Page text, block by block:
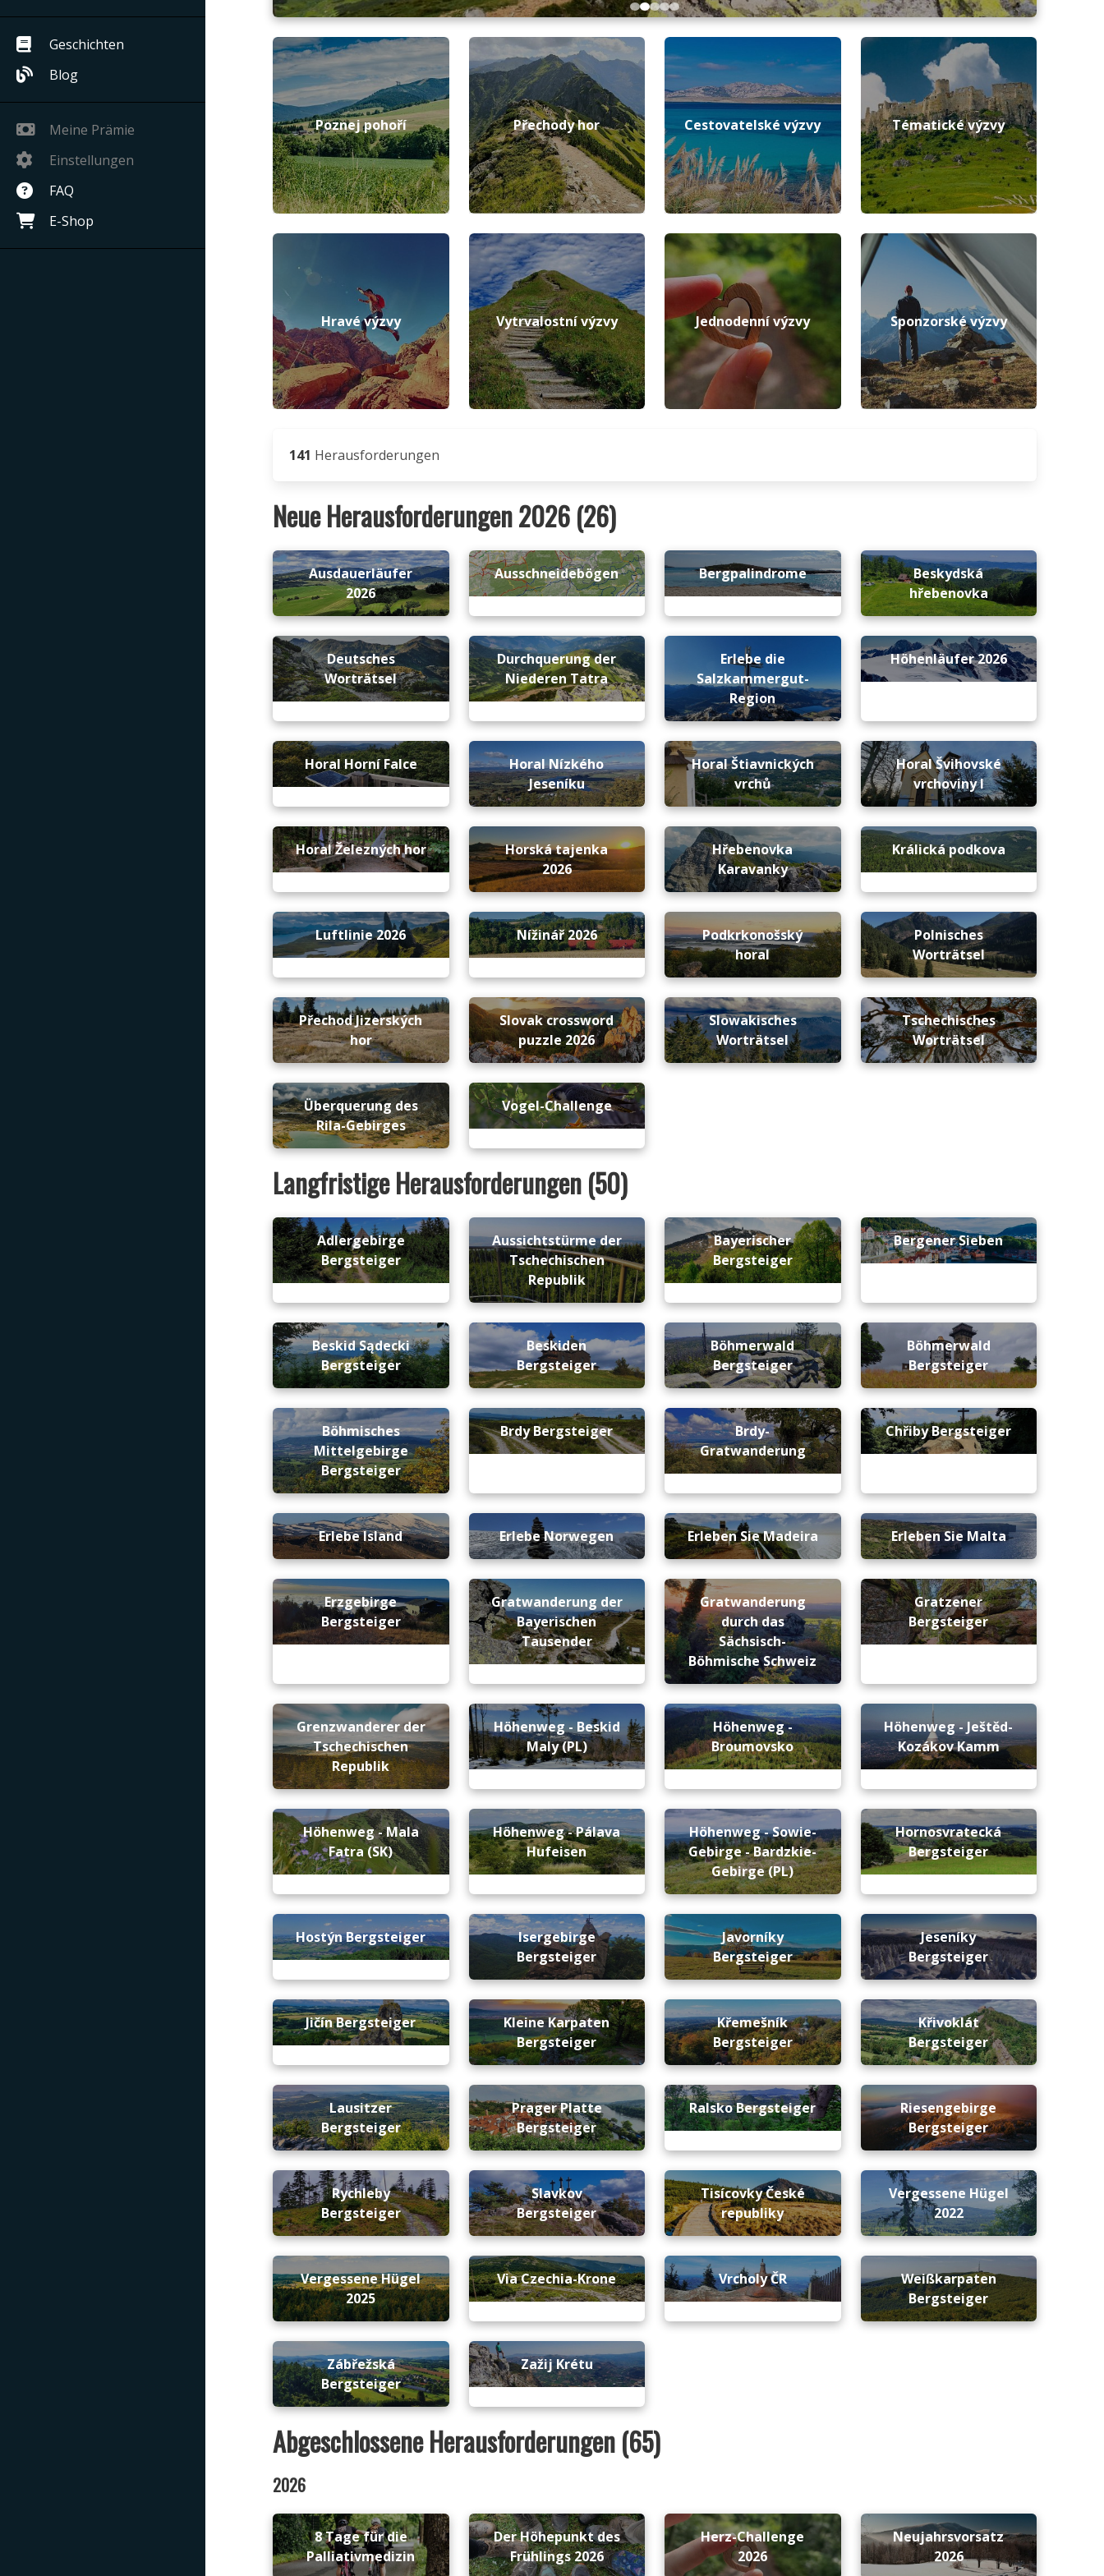
Geschichten
Blog
Meine Prämie
Einstellungen
FAQ
E-Shop
Poznej pohoří Přechody hor Cestovatelské výzvy Tématické výzvy
Hravé výzvy Vytrvalostní výzvy Jednodenní výzvy Sponzorské výzvy
141 Herausforderungen
Neue Herausforderungen 2026 (26)
Ausdauerläufer
2026
Ausschneidebögen Bergpalindrome
Beskydská
hřebenovka
Deutsches
Worträtsel
Durchquerung der
Niederen Tatra
Erlebe die
Salzkammergut-
Region
Höhenläufer 2026
Horal Horní Falce
Horal Nízkého
Jeseníku
Horal Štiavnických
vrchů
Horal Švihovské
vrchoviny I
Horal Železných hor
Horská tajenka
2026
Hřebenovka
Karavanky
Králická podkova
Luftlinie 2026 Nížinář 2026
Podkrkonošský
horal
Polnisches
Worträtsel
Přechod Jizerských
hor
Slovak crossword
puzzle 2026
Slowakisches
Worträtsel
Tschechisches
Worträtsel
Überquerung des
Rila-Gebirges
Vogel-Challenge
Langfristige Herausforderungen (50)
Adlergebirge
Bergsteiger
Aussichtstürme der
Tschechischen
Republik
Bayerischer
Bergsteiger
Bergener Sieben
Beskid Sądecki
Bergsteiger
Beskiden
Bergsteiger
Böhmerwald
Bergsteiger
Böhmerwald
Bergsteiger
Böhmisches
Mittelgebirge
Bergsteiger
Brdy Bergsteiger
Brdy-
Gratwanderung
Chřiby Bergsteiger
Erlebe Island Erlebe Norwegen Erleben Sie Madeira Erleben Sie Malta
Erzgebirge
Bergsteiger
Gratwanderung der
Bayerischen
Tausender
Gratwanderung
durch das
Sächsisch-
Böhmische Schweiz
Gratzener
Bergsteiger
Grenzwanderer der
Tschechischen
Republik
Höhenweg - Beskid
Maly (PL)
Höhenweg -
Broumovsko
Höhenweg - Ještěd-
Kozákov Kamm
Höhenweg - Mala
Fatra (SK)
Höhenweg - Pálava
Hufeisen
Höhenweg - Sowie-
Gebirge - Bardzkie-
Gebirge (PL)
Hornosvratecká
Bergsteiger
Hostýn Bergsteiger
Isergebirge
Bergsteiger
Javorníky
Bergsteiger
Jeseníky
Bergsteiger
Jičín Bergsteiger
Kleine Karpaten
Bergsteiger
Křemešník
Bergsteiger
Křivoklát
Bergsteiger
Lausitzer
Bergsteiger
Prager Platte
Bergsteiger
Ralsko Bergsteiger
Riesengebirge
Bergsteiger
Rychleby
Bergsteiger
Slavkov
Bergsteiger
Tisícovky České
republiky
Vergessene Hügel
2022
Vergessene Hügel
2025
Via Czechia-Krone Vrcholy ČR
Weißkarpaten
Bergsteiger
Zábřežská
Bergsteiger
Zažij Krétu
Abgeschlossene Herausforderungen (65)
2026
8 Tage für die
Palliativmedizin
Der Höhepunkt des
Frühlings 2026
Herz-Challenge
2026
Neujahrsvorsatz
2026